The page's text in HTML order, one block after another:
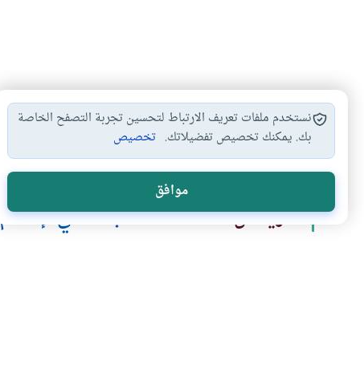
ترك صلاة الجمعة
المزيد من سلسلةمكانة الجمعة في الإسلام
نستخدم ملفات تعريف الارتباط لتحسين تجربة التصفح الخاصة
بك. يمكنك تخصيص تفضيلاتك. تخصيص
موافق